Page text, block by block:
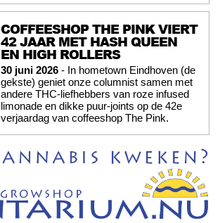
COFFEESHOP THE PINK VIERT
42 JAAR MET HASH QUEEN
EN HIGH ROLLERS
30 juni 2026 - In hometown Eindhoven (de
gekste) geniet onze columnist samen met
andere THC-liefhebbers van roze infused
limonade en dikke puur-joints op de 42e
verjaardag van coffeeshop The Pink.